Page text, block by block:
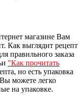
магазине Вам
Как выглядит рецепт
правильного заказа
"Как прочитать
но есть упаковка
можете легко
на упаковке.